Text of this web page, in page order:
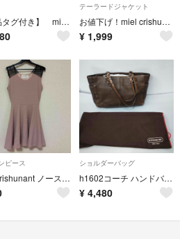
【新品タグ付き】 miel crishunant コート
テーラードジャケット
お値下げ！miel crishunant テーラードジャケット M未使用
¥ 1,999
ピース
miel crishunant ノースリーブワンピース ピンク
ショルダーバッグ
h1602コーチ ハンドバッグショルダー本革G0782-F11347
¥ 4,480